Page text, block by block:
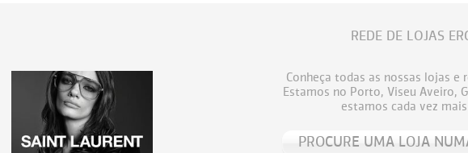
REDE DE LOJAS
Conheça todas as nossas lojas e
Estamos no Porto, Viseu Aveiro,
estamos cada vez